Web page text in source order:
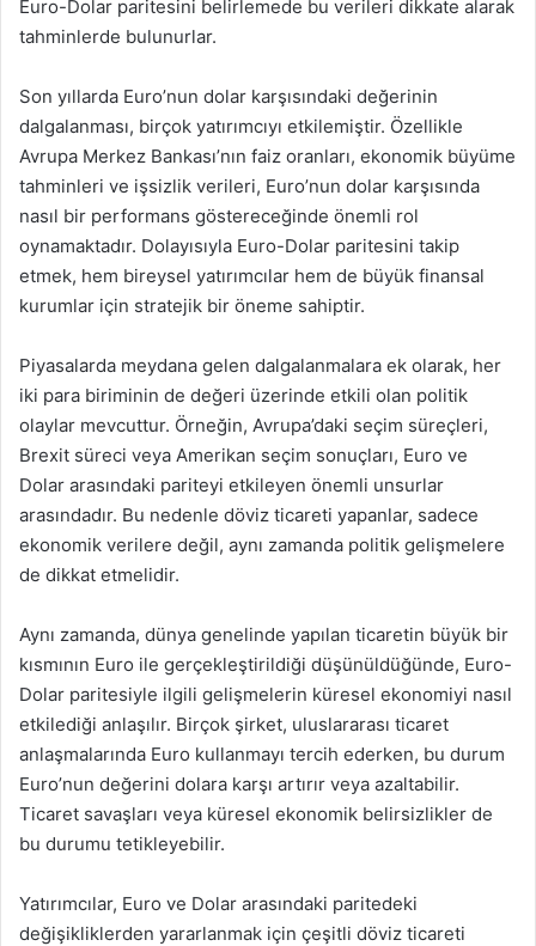
Euro-Dolar paritesini belirlemede bu verileri dikkate alarak
tahminlerde bulunurlar.
Son yıllarda Euro’nun dolar karşısındaki değerinin
dalgalanması, birçok yatırımcıyı etkilemiştir. Özellikle
Avrupa Merkez Bankası’nın faiz oranları, ekonomik büyüme
tahminleri ve işsizlik verileri, Euro’nun dolar karşısında
nasıl bir performans göstereceğinde önemli rol
oynamaktadır. Dolayısıyla Euro-Dolar paritesini takip
etmek, hem bireysel yatırımcılar hem de büyük finansal
kurumlar için stratejik bir öneme sahiptir.
Piyasalarda meydana gelen dalgalanmalara ek olarak, her
iki para biriminin de değeri üzerinde etkili olan politik
olaylar mevcuttur. Örneğin, Avrupa’daki seçim süreçleri,
Brexit süreci veya Amerikan seçim sonuçları, Euro ve
Dolar arasındaki pariteyi etkileyen önemli unsurlar
arasındadır. Bu nedenle döviz ticareti yapanlar, sadece
ekonomik verilere değil, aynı zamanda politik gelişmelere
de dikkat etmelidir.
Aynı zamanda, dünya genelinde yapılan ticaretin büyük bir
kısmının Euro ile gerçekleştirildiği düşünüldüğünde, Euro-
Dolar paritesiyle ilgili gelişmelerin küresel ekonomiyi nasıl
etkilediği anlaşılır. Birçok şirket, uluslararası ticaret
anlaşmalarında Euro kullanmayı tercih ederken, bu durum
Euro’nun değerini dolara karşı artırır veya azaltabilir.
Ticaret savaşları veya küresel ekonomik belirsizlikler de
bu durumu tetikleyebilir.
Yatırımcılar, Euro ve Dolar arasındaki paritedeki
değişikliklerden yararlanmak için çeşitli döviz ticareti